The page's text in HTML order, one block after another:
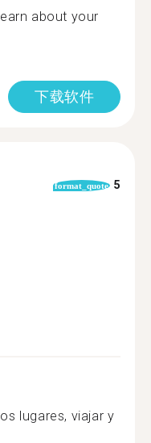
about your
下载软件
format_quote 5
lugares, viajar y